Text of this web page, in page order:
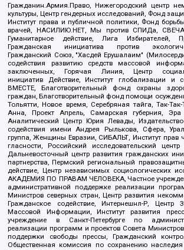
Гражданин.Армия.Право, Нижегородский центр
культуры, Центр гендерных исследований, Фонд
Институт права и публичной политики, Фонд
врачей, НАСИЛИЮ.НЕТ, Мы против СПИДа, СВЕЧА,
Гуманитарное действие, Лига Избирателей,
Гражданская инициатива против
Гражданский Союз, "Хасдей Ерушалаим"
содействия развитию средств массовой
заключенных, Горячая Линия, Центр
инициатив Действие, Институт глобализации и
ВМЕСТЕ, Благотворительный фонд охраны
граждан, Благотворительный фонд помощи
Тольятти, Новое время, Серебряная тайга, Так-
Анна, Проект Апрель, Самарская губерния,
Аналитический Центр Юрия Левады,
содействия имени Андрея Рылькова, Сфера,
группа, Женщины Евразии, СИБАЛЬТ, Институт прав
гласности, Российский исследовательский
Дальневосточный центр развития гражданских
партнерства, Пермский региональный
действие, Центр независимых социологических
АКАДЕМИЯ ПО ПРАВАМ ЧЕЛОВЕКА, Частное
административной поддержке реализации
Министров северных стран, Центр развития
Гражданское содействие, Интернешнл-Р, Центр
Массовой Информации, Институт развития
учреждение в Санкт-Петербурге по
реализации программ и проектов Совета
поддержки свободы прессы, Гражданский
Общественная комиссия по сохранению